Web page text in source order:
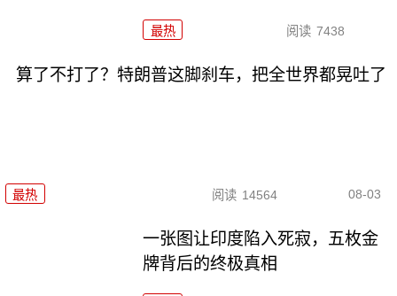
最热 阅读 7438
算了不打了？特朗普这脚刹车，把全世界都晃吐了
最热 阅读 14564 08-03
一张图让印度陷入死寂，五枚金
牌背后的终极真相